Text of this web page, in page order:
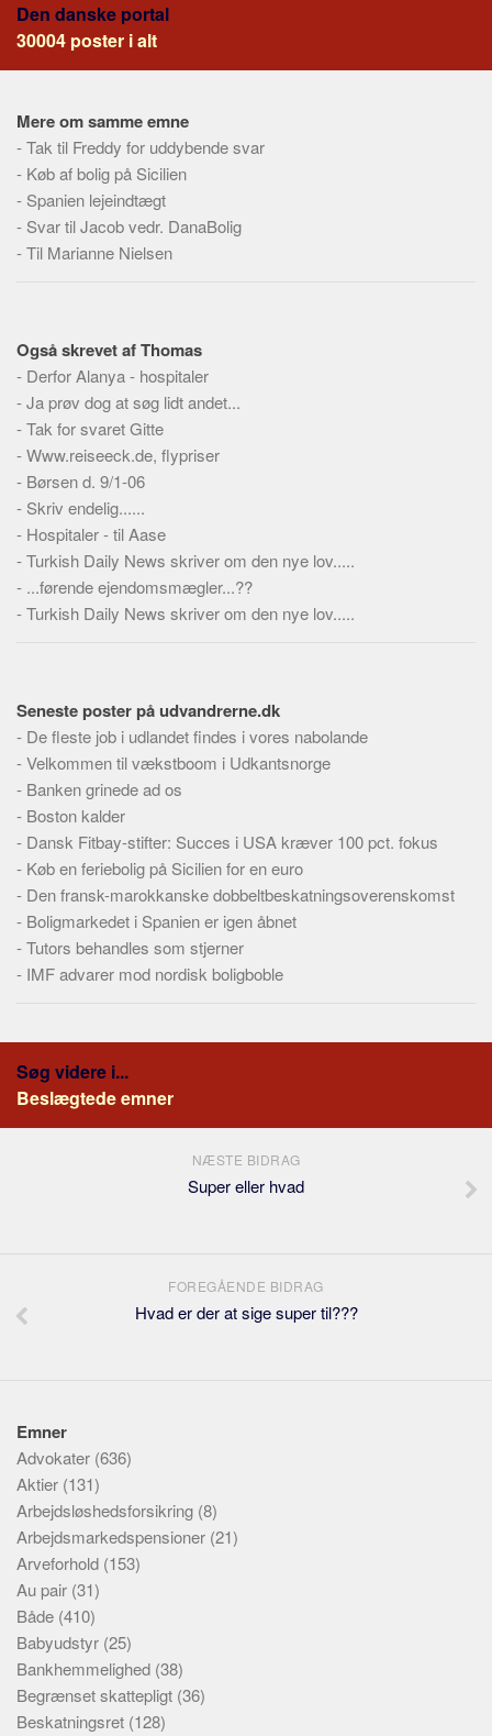
Skatter og afgifter
Statistik
Alle
Meta
Dokumenttyper
Emner
Kilder
Om
Webstedet
Forhistorien
Redigering
Tekstannoncer
Bannere
Hjælp
Den danske portal
30004 poster i alt
Mere om samme emne
-Tak til Freddy for uddybende svar
- Køb af bolig på Sicilien
- Spanien lejeindtægt
- Svar til Jacob vedr. DanaBolig
-Til Marianne Nielsen
Også skrevet af Thomas
- Derfor Alanya - hospitaler
-Ja prøv dog at søg lidt andet...
-Tak for svaret Gitte
-Www.reiseeck.de, flypriser
- Børsen d. 9/1-06
- Skriv endelig......
- Hospitaler - til Aase
-Turkish Daily News skriver om den nye lov.....
- ...førende ejendomsmægler...??
-Turkish Daily News skriver om den nye lov.....
Seneste poster på udvandrerne.dk
- De fleste job i udlandet findes i vores nabolande
-Velkommen til vækstboom i Udkantsnorge
- Banken grinede ad os
- Boston kalder
- Dansk Fitbay-stifter: Succes i USA kræver 100 pct. fokus
- Køb en feriebolig på Sicilien for en euro
- Den fransk-marokkanske dobbeltbeskatningsoverenskomst
- Boligmarkedet i Spanien er igen åbnet
-Tutors behandles som stjerner
- IMF advarer mod nordisk boligboble
Søg videre i...
Beslægtede emner
NÆSTE BIDRAG
Super eller hvad
FOREGÅENDE BIDRAG
Hvad er der at sige super til???
Emner
Advokater (636)
Aktier (131)
Arbejdsløshedsforsikring (8)
Arbejdsmarkedspensioner (21)
Arveforhold (153)
Au pair (31)
Både (410)
Babyudstyr (25)
Bankhemmelighed (38)
Begrænset skattepligt (36)
Beskatningsret (128)